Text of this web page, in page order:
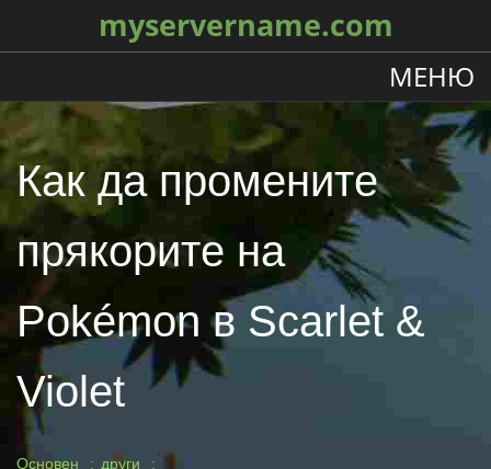
myservername.com
МЕНЮ
Как да промените
прякорите на
Pokémon в Scarlet &
Violet
Основен
други